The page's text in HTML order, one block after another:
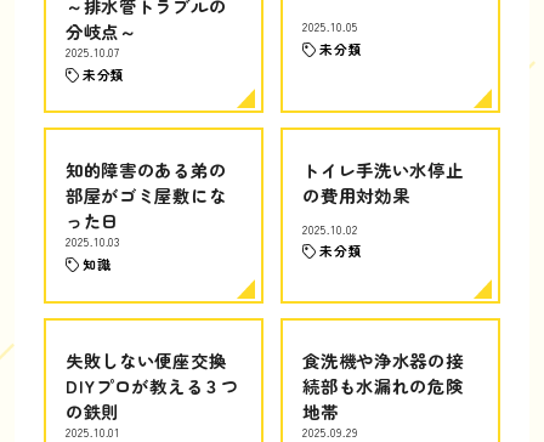
～排水管トラブルの
分岐点～
2025.10.07
未分類
2025.10.05
未分類
知的障害のある弟の
部屋がゴミ屋敷にな
った日
2025.10.03
知識
トイレ手洗い水停止
の費用対効果
2025.10.02
未分類
失敗しない便座交換
DIYプロが教える３つ
の鉄則
2025.10.01
食洗機や浄水器の接
続部も水漏れの危険
地帯
2025.09.29